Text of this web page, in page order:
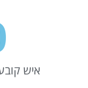
איש